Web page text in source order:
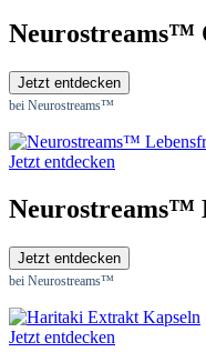
Neurostreams™
Jetzt entdecken
bei Neurostreams™
Jetzt entdecken
Neurostreams™
Jetzt entdecken
bei Neurostreams™
Jetzt entdecken